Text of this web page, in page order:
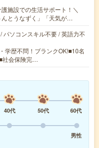
施設での生活サポート！＼
んとうなずく」「天気が…
パソコンスキル不要 / 英語力不
学歴不問！ブランクOK!■10名
社会保険完…
40代 50代
60代
男性